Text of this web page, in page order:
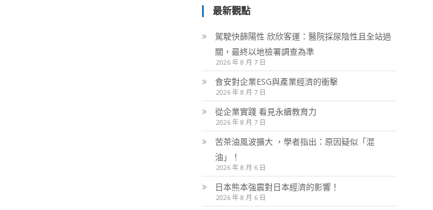
最新觀點
駕駛快篩陽性 欣欣客運：醫院採尿陰性且全站過
關，最終以地檢署調查為準
2026 年 8 月 7 日
食安對企業ESG與產業經濟的衝擊
2026 年 8 月 7 日
從企業實踐 看見永續教育力
2026 年 8 月 7 日
苦茶油風波擴大 ，學者指出：原因疑似「混
油」！
2026 年 8 月 6 日
日本熊本強震對日本經濟的影響！
2026 年 8 月 6 日